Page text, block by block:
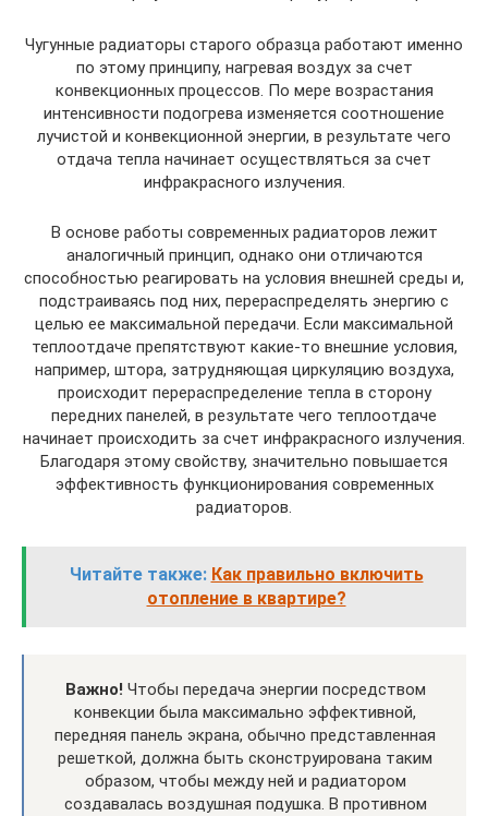
Чугунные радиаторы старого образца работают именно
по этому принципу, нагревая воздух за счет
конвекционных процессов. По мере возрастания
интенсивности подогрева изменяется соотношение
лучистой и конвекционной энергии, в результате чего
отдача тепла начинает осуществляться за счет
инфракрасного излучения.
В основе работы современных радиаторов лежит
аналогичный принцип, однако они отличаются
способностью реагировать на условия внешней среды и,
подстраиваясь под них, перераспределять энергию с
целью ее максимальной передачи. Если максимальной
теплоотдаче препятствуют какие-то внешние условия,
например, штора, затрудняющая циркуляцию воздуха,
происходит перераспределение тепла в сторону
передних панелей, в результате чего теплоотдаче
начинает происходить за счет инфракрасного излучения.
Благодаря этому свойству, значительно повышается
эффективность функционирования современных
радиаторов.
Читайте также: Как правильно включить
отопление в квартире?
Важно! Чтобы передача энергии посредством
конвекции была максимально эффективной,
передняя панель экрана, обычно представленная
решеткой, должна быть сконструирована таким
образом, чтобы между ней и радиатором
создавалась воздушная подушка. В противном